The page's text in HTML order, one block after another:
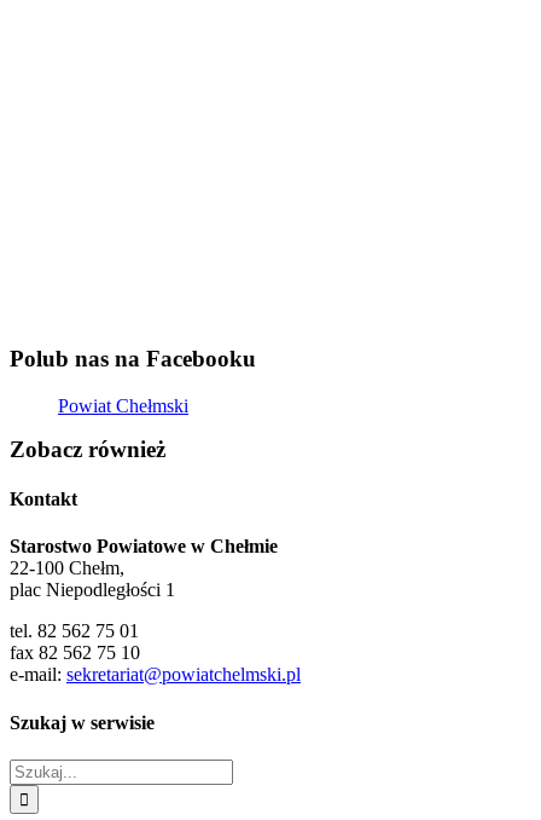
Polub nas na Facebooku
Powiat Chełmski
Zobacz również
Kontakt
Starostwo Powiatowe w Chełmie
22-100 Chełm,
plac Niepodległości 1
tel. 82 562 75 01
fax 82 562 75 10
e-mail: sekretariat@powiatchelmski.pl
Szukaj w serwisie
Szukaj